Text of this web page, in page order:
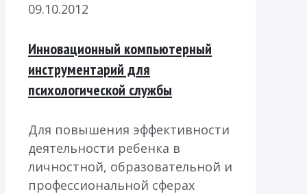
09.10.2012
Инновационный компьютерный
инструментарий для
психологической службы
Для повышения эффективности
деятельности ребенка в
личностной, образовательной и
профессиональной сферах